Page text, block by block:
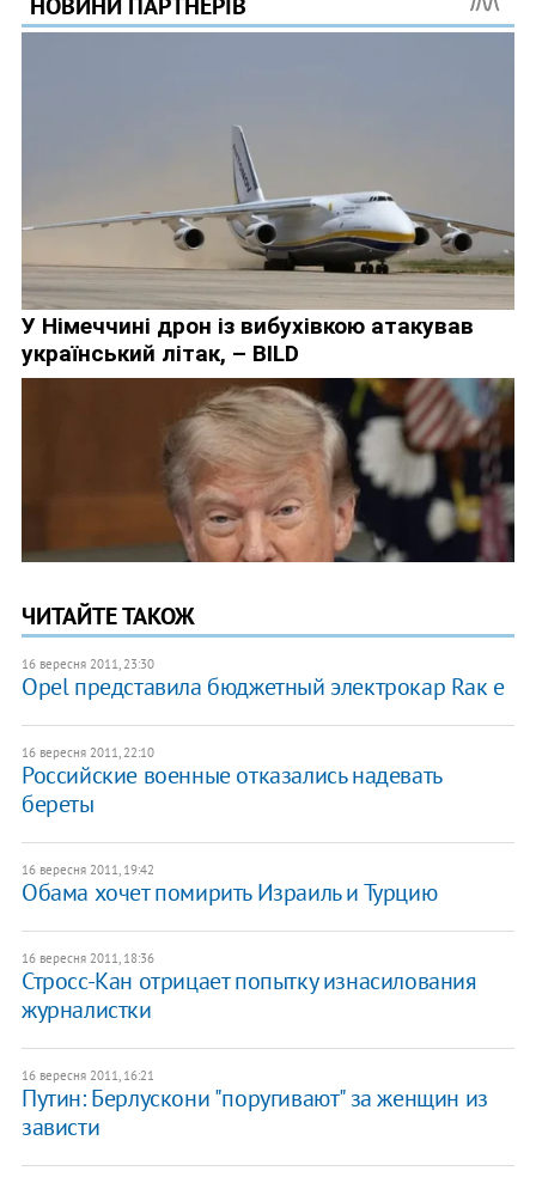
ЧИТАЙТЕ ТАКОЖ
16 вересня 2011, 23:30
Opel представила бюджетный электрокар Rак e
16 вересня 2011, 22:10
Российские военные отказались надевать
береты
16 вересня 2011, 19:42
Обама хочет помирить Израиль и Турцию
16 вересня 2011, 18:36
Стросс-Кан отрицает попытку изнасилования
журналистки
16 вересня 2011, 16:21
Путин: Берлускони "поругивают" за женщин из
зависти